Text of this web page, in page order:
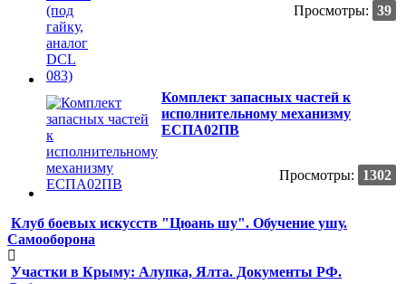
Просмотры: 39
Комплект запасных частей к
исполнительному механизму
ЕСПА02ПВ
Просмотры: 1302
Клуб боевых искусств "Цюань шу". Обучение ушу.
Самооборона
Участки в Крыму: Алупка, Ялта. Документы РФ.